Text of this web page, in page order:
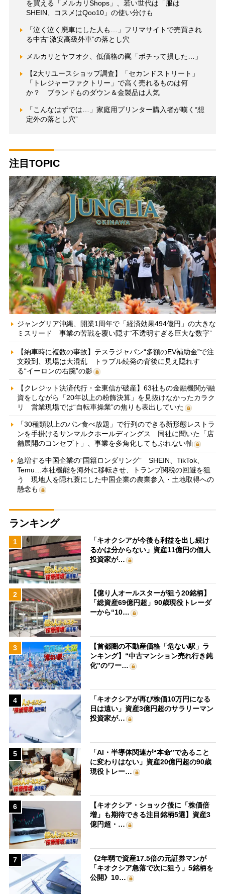
を買える「メルカリShops」、若い世代は「服は
SHEIN、コスメはQoo10」の使い分けも
「泣く泣く廃車にした人も…」フリマサイトで売買され
る中古“激安高級外車”の落とし穴
メルカリとヤフオク、低価格の罠「ポチって損した…」
【2大リユースショップ調査】「セカンドストリート」
「トレジャーファクトリー」で高く売れるものは何
か？ ブランドものダウン＆金製品は人気
「こんなはずでは…」家庭用プリンター購入者が嘆く“想
定外の落とし穴”
注目TOPIC
ジャングリア沖縄、開業1周年で「経済効果494億円」の大きな
ミスリード 事業の苦戦を覆い隠す“不透明すぎる巨大な数字”
【納車時に複数の事故】テスラジャパン“多額のEV補助金”で注
文殺到、現場は大混乱 トラブル続発の背後に見え隠れす
る“イーロンの右腕”の影
【クレジット決済代行・全東信が破産】63社もの金融機関が融
資をしながら「20年以上の粉飾決算」を見抜けなかったカラク
リ 営業現場では“自転車操業”の焦りも表出していた
「30種類以上のパン食べ放題」で行列のできる新形態レストラ
ンを手掛けるサンマルクホールディングス 同社に聞いた「店
舗展開のコンセプト」、事業を多角化してもぶれない軸
急増する中国企業の“国籍ロンダリング” SHEIN、TikTok、
Temu…本社機能を海外に移転させ、トランプ関税の回避を狙
う 現地人を隠れ蓑にした中国企業の農業参入・土地取得への
懸念も
ランキング
1
「キオクシアが今後も利益を出し続け
るかは分からない」資産11億円の個人
投資家が…
2
【億り人オールスターが狙う20銘柄】
「総資産69億円超」90歳現役トレーダ
ーから“10…
3
【首都圏の不動産価格「危ない駅」ラ
ンキング】“中古マンション売れ行き鈍
化”のワー…
4
「キオクシアが再び株価10万円になる
日は遠い」資産3億円超のサラリーマン
投資家が…
5
「AI・半導体関連が“本命”であること
に変わりはない」資産20億円超の90歳
現役トレー…
6
【キオクシア・ショック後に「株価倍
増」も期待できる注目銘柄5選】資産3
億円超・…
7
《2年弱で資産17.5倍の元証券マンが
「キオクシア急落で次に狙う」5銘柄を
公開》10…